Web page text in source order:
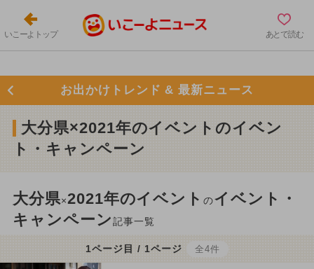
いこーよトップ あとで読む
お出かけトレンド & 最新ニュース
大分県×2021年のイベントのイベン
ト・キャンペーン
大分県×2021年のイベントのイベント・
キャンペーン記事一覧
1ページ目 / 1ページ 全4件